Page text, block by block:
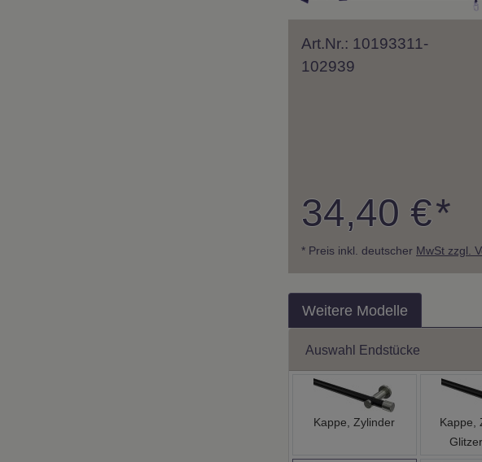
Art.Nr.: 10193311-
102939
34,40 €*
* Preis inkl. deutscher MwSt zzgl.
Weitere Modelle
Auswahl Endstücke
Kappe, Zylinder
Kappe,